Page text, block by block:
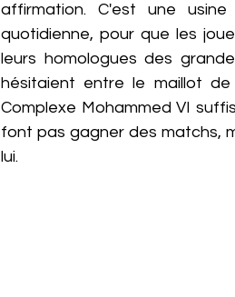
affirmation. C'est une
quotidienne, pour que les
leurs homologues des
hésitaient entre le maillot
Complexe Mohammed VI
font pas gagner des matchs,
lui.